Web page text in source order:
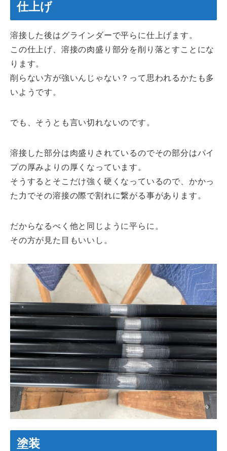
仕上げ
溶接した後はグラインダーで平らに仕上げます。
この仕上げ、溶接の肉盛り部分を削り落とすことにな
ります。
削らない方が強いんじゃない？って思われるかたも多
いようです。
でも、そうとも言い切れないのです。
溶接した部分は肉盛りされているのでその部分はパイ
プの厚みよりの厚くなっています。
そうするとそこだけ強く硬くなっているので、かかっ
た力でその溶接の際で割れに繋がる事があります。
だからなるべく他と同じように平らに。
その方が見た目もいいし。
塗装